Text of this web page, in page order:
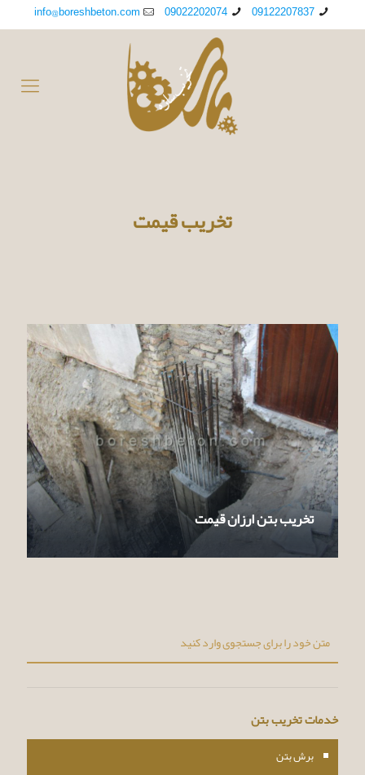
09122207837
09022202074
info@boreshbeton.com
تخریب قیمت
تخریب بتن ارزان قیمت
خدمات تخریب بتن
برش بتن